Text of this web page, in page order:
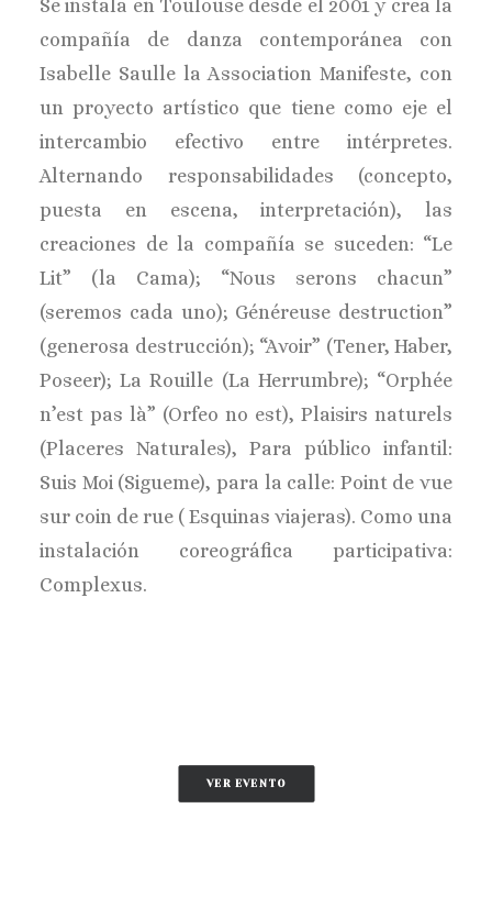
Se instala en Toulouse desde el 2001 y crea la
compañía de danza contemporánea con
Isabelle Saulle la Association Manifeste, con
un proyecto artístico que tiene como eje el
intercambio efectivo entre intérpretes.
Alternando responsabilidades (concepto,
puesta en escena, interpretación), las
creaciones de la compañía se suceden: “Le
Lit” (la Cama); “Nous serons chacun”
(seremos cada uno); Généreuse destruction”
(generosa destrucción); “Avoir” (Tener, Haber,
Poseer); La Rouille (La Herrumbre); “Orphée
n’est pas là” (Orfeo no est), Plaisirs naturels
(Placeres Naturales), Para público infantil:
Suis Moi (Sigueme), para la calle: Point de vue
sur coin de rue ( Esquinas viajeras). Como una
instalación coreográfica participativa:
Complexus.
VER EVENTO